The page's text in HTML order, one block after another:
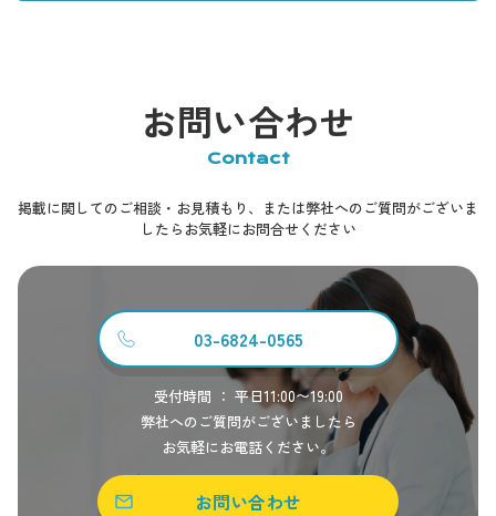
お問い合わせ
Contact
掲載に関してのご相談・お見積もり、または弊社へのご質問がございま
したらお気軽にお問合せください
03-6824-0565
受付時間 ： 平日11:00〜19:00
弊社へのご質問がございましたら
お気軽にお電話ください。
お問い合わせ